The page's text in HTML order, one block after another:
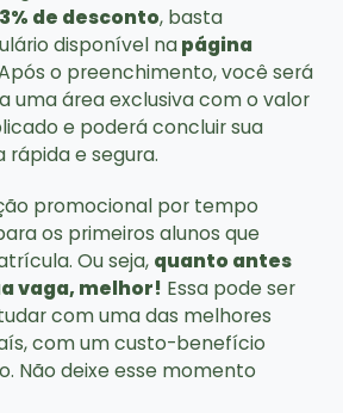
de desconto, basta
disponível napágina
o preenchimento, você será
uma área exclusiva com o valor
e poderá concluir sua
e segura.
promocional por tempo
os primeiros alunos que
Ou seja, quanto antes
vaga, melhor! Essa pode ser
com uma das melhores
com um custo-benefício
Não deixe esse momento